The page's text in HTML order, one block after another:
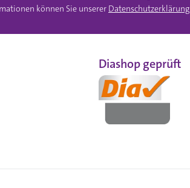
können Sie unserer Datenschutzerklärung
Diashop geprüft